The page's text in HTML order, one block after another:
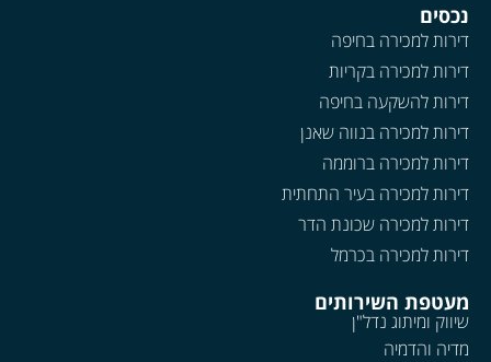
נכסים
דירות למכירה בחיפה
דירות למכירה בקריות
דירות להשקעה בחיפה
דירות למכירה בנווה שאנן
דירות למכירה ברוממה
דירות למכירה בעיר התחתית
דירות למכירה שכונת הדר
דירות למכירה בכרמל
מעטפת השירותים
שיווק ומיתוג נדל"ן
מדיה והדמיה